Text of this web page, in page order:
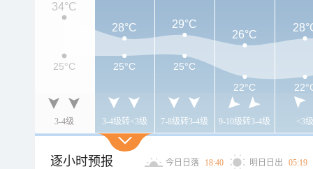
3-4级 3-4级转<3级 7-8级转3-4级 9-10级转3-4级 <3级
34°C
28°C
29°C
26°C
25°C 25°C
25°C
22°C
逐小时预报 今日日落 18:40 明日日出 05:19